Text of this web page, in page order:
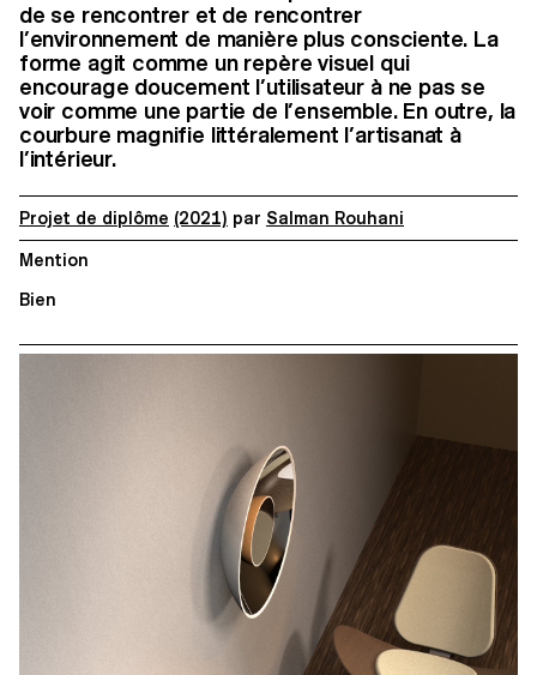
de se rencontrer et de rencontrer
l’environnement de manière plus consciente. La
forme agit comme un repère visuel qui
encourage doucement l’utilisateur à ne pas se
voir comme une partie de l’ensemble. En outre, la
courbure magnifie littéralement l’artisanat à
l’intérieur.
Projet de diplôme (2021) par Salman Rouhani
Mention
Bien